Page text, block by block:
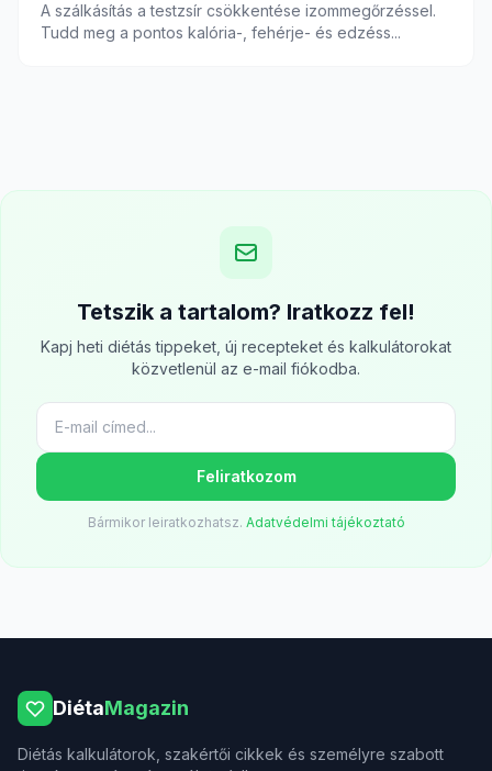
A szálkásítás a testzsír csökkentése izommegőrzéssel.
Tudd meg a pontos kalória-, fehérje- és edzéss...
Tetszik a tartalom? Iratkozz fel!
Kapj heti diétás tippeket, új recepteket és kalkulátorokat
közvetlenül az e-mail fiókodba.
Feliratkozom
Bármikor leiratkozhatsz. Adatvédelmi tájékoztató
DiétaMagazin
Diétás kalkulátorok, szakértői cikkek és személyre szabott